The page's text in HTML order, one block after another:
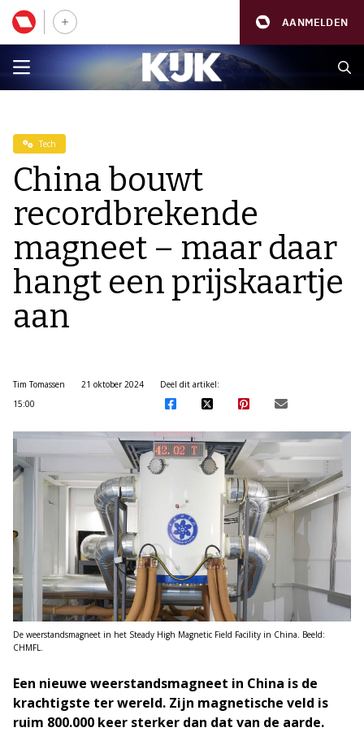
AANMELDEN
Tech
China bouwt
recordbrekende
magneet – maar daar
hangt een prijskaartje
aan
Tim Tomassen
21 oktober 2024
15:00
Deel dit artikel:
De weerstandsmagneet in het Steady High Magnetic Field Facility in China. Beeld:
CHMFL.
Een nieuwe weerstandsmagneet in China is de
krachtigste ter wereld. Zijn magnetische veld is
ruim 800.000 keer sterker dan dat van de aarde.